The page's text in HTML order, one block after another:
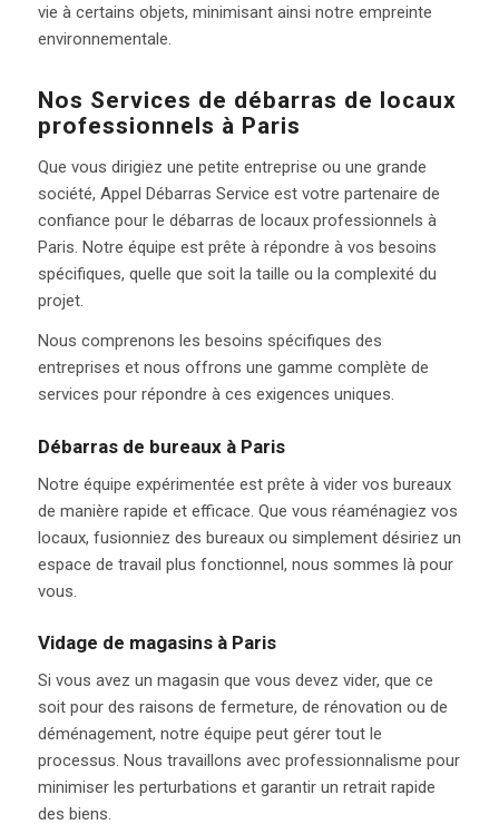
vie à certains objets, minimisant ainsi notre empreinte
environnementale.
Nos Services de débarras de locaux
professionnels à Paris
Que vous dirigiez une petite entreprise ou une grande
société, Appel Débarras Service est votre partenaire de
confiance pour le débarras de locaux professionnels à
Paris. Notre équipe est prête à répondre à vos besoins
spécifiques, quelle que soit la taille ou la complexité du
projet.
Nous comprenons les besoins spécifiques des
entreprises et nous offrons une gamme complète de
services pour répondre à ces exigences uniques.
Débarras de bureaux à Paris
Notre équipe expérimentée est prête à vider vos bureaux
de manière rapide et efficace. Que vous réaménagiez vos
locaux, fusionniez des bureaux ou simplement désiriez un
espace de travail plus fonctionnel, nous sommes là pour
vous.
Vidage de magasins à Paris
Si vous avez un magasin que vous devez vider, que ce
soit pour des raisons de fermeture, de rénovation ou de
déménagement, notre équipe peut gérer tout le
processus. Nous travaillons avec professionnalisme pour
minimiser les perturbations et garantir un retrait rapide
des biens.